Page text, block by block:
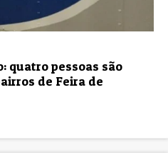
quatro pessoas são
de Feira de